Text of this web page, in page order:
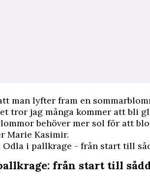
man lyfter fram en
tror jag många kommer att bli
behöver mer sol för att
Marie Kasimir.
Odla i pallkrage - från start till
från start till